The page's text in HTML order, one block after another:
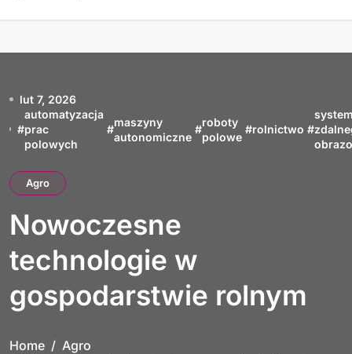
lut 7, 2026
#
automatyzacja
prac
polowych
#
maszyny
autonomiczne
#
roboty
polowe
#rolnictwo #
Agro
Nowoczesne
technologie w
gospodarstwie rolnym
Home
Agro